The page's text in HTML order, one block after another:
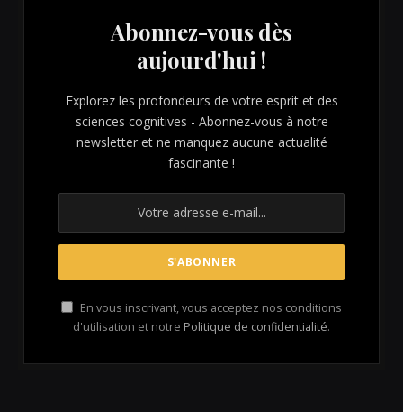
Abonnez-vous dès
aujourd'hui !
Explorez les profondeurs de votre esprit et des
sciences cognitives - Abonnez-vous à notre
newsletter et ne manquez aucune actualité
fascinante !
En vous inscrivant, vous acceptez nos conditions
d'utilisation et notre Politique de confidentialité.